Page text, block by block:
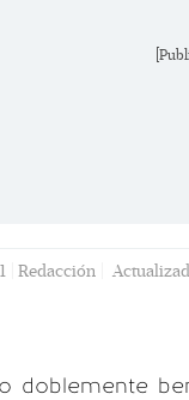
Redacción |
doblemente